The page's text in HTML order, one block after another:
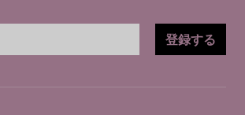
登録する